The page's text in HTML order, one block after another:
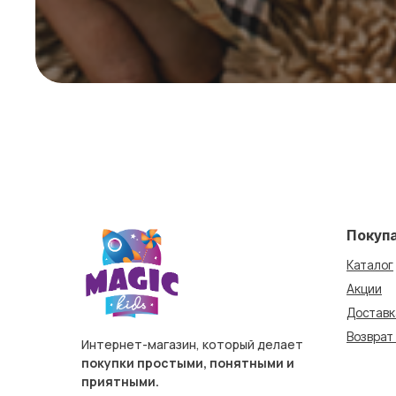
Интернет-магазин, который делает
покупки простыми, понятными и
приятными.
Акции
Каталог